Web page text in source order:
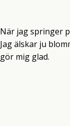
När jag springer
Jag älskar ju
gör mig glad.